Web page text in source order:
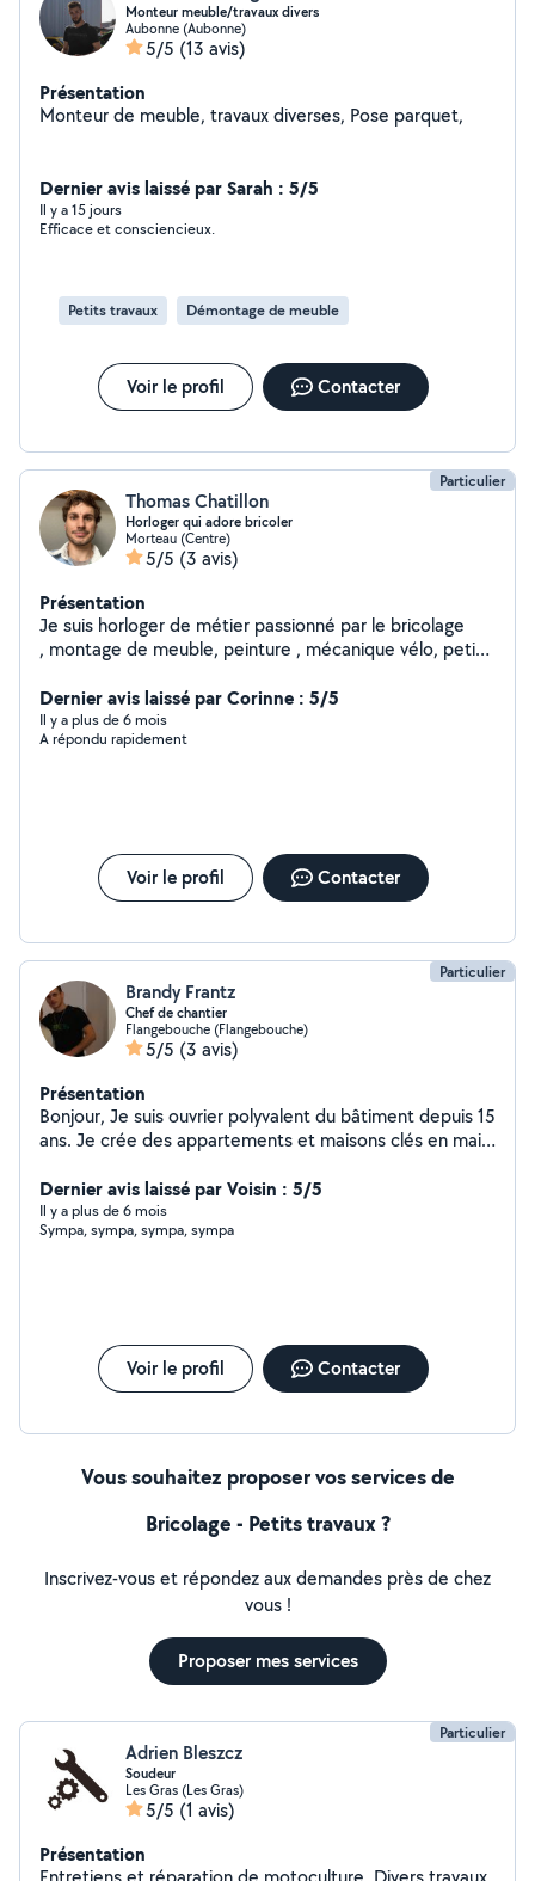
Monteur meuble/travaux divers
Aubonne (Aubonne)
5/5 (13 avis)
Présentation
Monteur de meuble, travaux diverses, Pose parquet,
Dernier avis laissé par Sarah : 5/5
Il y a 15 jours
Efficace et consciencieux.
Petits travaux Démontage de meuble
Voir le profil Contacter
Particulier
Thomas Chatillon
Horloger qui adore bricoler
Morteau (Centre)
5/5 (3 avis)
Présentation
Je suis horloger de métier passionné par le bricolage
, montage de meuble, peinture , mécanique vélo, petit
Dernier avis laissé par Corinne : 5/5
Il y a plus de 6 mois
A répondu rapidement
Voir le profil Contacter
Particulier
Brandy Frantz
Chef de chantier
Flangebouche (Flangebouche)
5/5 (3 avis)
Présentation
Bonjour, Je suis ouvrier polyvalent du bâtiment depuis 15
ans. Je crée des appartements et maisons clés en main,
main.
Dernier avis laissé par Voisin : 5/5
Il y a plus de 6 mois
Sympa, sympa, sympa, sympa
Voir le profil Contacter
Vous souhaitez proposer vos services de
Bricolage - Petits travaux ?
Inscrivez-vous et répondez aux demandes près de chez
vous !
Proposer mes services
Particulier
Adrien Bleszcz
Soudeur
Les Gras (Les Gras)
5/5 (1 avis)
Présentation